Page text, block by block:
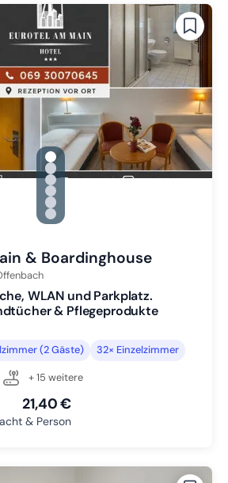
gallery.slide_selector
Zu Slide 1 wechseln
Zu Slide 2 wechseln
Zu Slide 3 wechseln
Zu Slide 4 wechseln
Zu Slide 5 wechseln
Zu Slide 6 wechseln
& Boardinghouse
WLAN und Parkplatz.
& Pflegeprodukte
(2 Gäste) 32× Einzelzimmer
+ 15 weitere
21,40 €
& Person